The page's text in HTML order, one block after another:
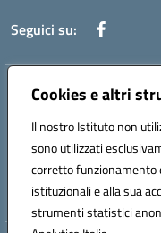
Cookies e altri
Il nostro Istituto non
sono utilizzati
corretto funzionamento
istituzionali e alla sua
strumenti statistici
Seguici su:
Indirizzo:Via di Valle
Posta elettronica certificata
Codice fiscale:
Codice meccanografico: